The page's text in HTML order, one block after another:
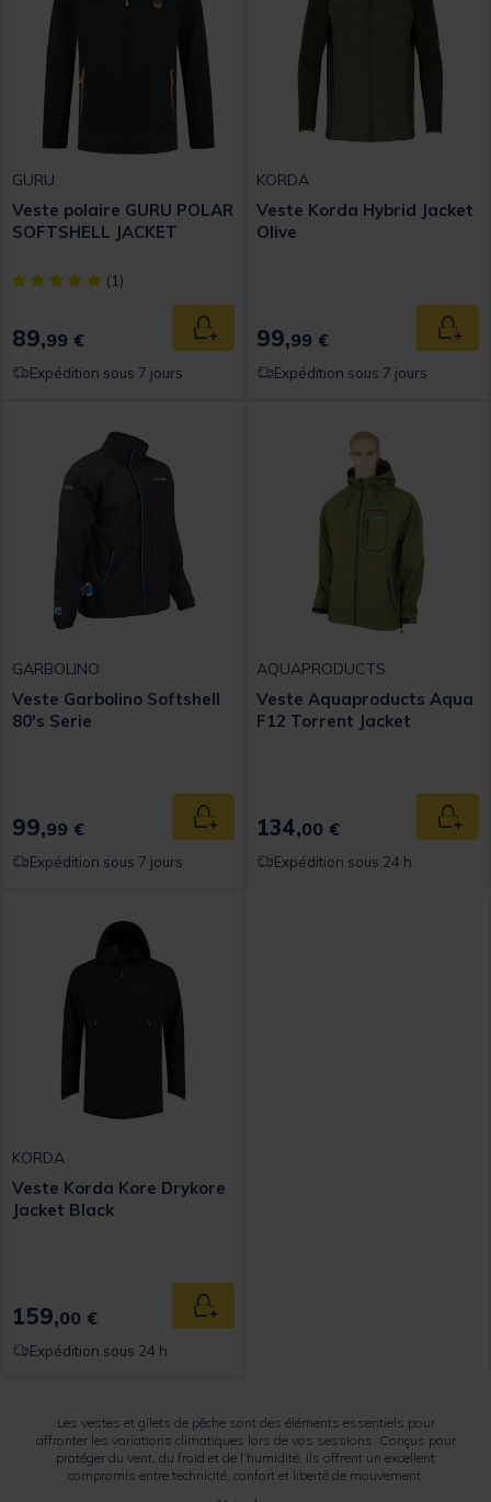
GURU
Veste polaire GURU POLAR
SOFTSHELL JACKET
[object Object] out of 5 Customer Rating
(1)
89,99 € Ajouter au panier
Expédition sous 7 jours
KORDA
Veste Korda Hybrid Jacket
Olive
99,99 €
Expédition sous 7 jours
GARBOLINO
Veste Garbolino Softshell
80's Serie
99,99 € Ajouter au panier
Expédition sous 7 jours
AQUAPRODUCTS
Veste Aquaproducts Aqua
F12 Torrent Jacket
134,00 €
Expédition sous 24 h
KORDA
Veste Korda Kore Drykore
Jacket Black
159,00 € Ajouter au panier
Expédition sous 24 h
Les vestes et gilets de pêche sont des éléments essentiels pour
affronter les variations climatiques lors de vos sessions. Conçus pour
protéger du vent, du froid et de l’humidité, ils offrent un excellent
compromis entre technicité, confort et liberté de mouvement.